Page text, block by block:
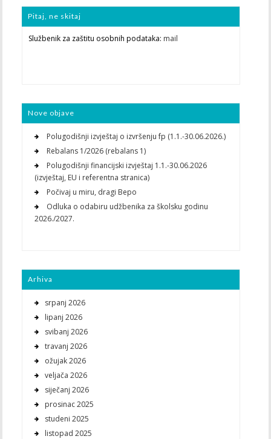
Pitaj, ne skitaj
Službenik za zaštitu osobnih podataka: mail
Nove objave
Polugodišnji izvještaj o izvršenju fp (1.1.-30.06.2026.)
Rebalans 1/2026 (rebalans 1)
Polugodišnji financijski izvještaj 1.1.-30.06.2026
(izvještaj, EU i referentna stranica)
Počivaj u miru, dragi Bepo
Odluka o odabiru udžbenika za školsku godinu
2026./2027.
Arhiva
srpanj 2026
lipanj 2026
svibanj 2026
travanj 2026
ožujak 2026
veljača 2026
siječanj 2026
prosinac 2025
studeni 2025
listopad 2025